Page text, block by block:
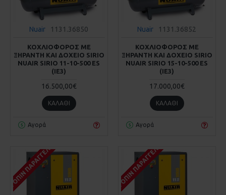
Nuair 1131.36850
ΚΟΧΛΙΟΦΟΡΟΣ ΜΕ
ΞΗΡΑΝΤΗ ΚΑΙ ΔΟΧΕΙΟ SIRIO
NUAIR SIRIO 11-10-500 ES
(IE3)
16.500,00€
ΚΑΛΆΘΙ
Αγορά
Nuair 1131.36852
ΚΟΧΛΙΟΦΟΡΟΣ ΜΕ
ΞΗΡΑΝΤΗ ΚΑΙ ΔΟΧΕΙΟ SIRIO
NUAIR SIRIO 15-10-500 ES
(IE3)
17.000,00€
ΚΑΛΆΘΙ
Αγορά
ΚΑΤΌΠΙΝ ΠΑΡΑΓΓΕΛΊΑΣ ΚΑΤΌΠΙΝ ΠΑΡΑΓΓΕΛΊΑΣ